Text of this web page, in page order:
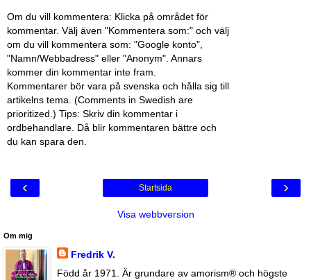
Om du vill kommentera: Klicka på området för
kommentar. Välj även "Kommentera som:" och välj
om du vill kommentera som: "Google konto",
"Namn/Webbadress" eller "Anonym". Annars
kommer din kommentar inte fram.
Kommentarer bör vara på svenska och hålla sig till
artikelns tema. (Comments in Swedish are
prioritized.) Tips: Skriv din kommentar i
ordbehandlare. Då blir kommentaren bättre och
du kan spara den.
‹ ›
Startsida
Visa webbversion
Om mig
Fredrik V.
Född år 1971. Är grundare av amorism® och högste